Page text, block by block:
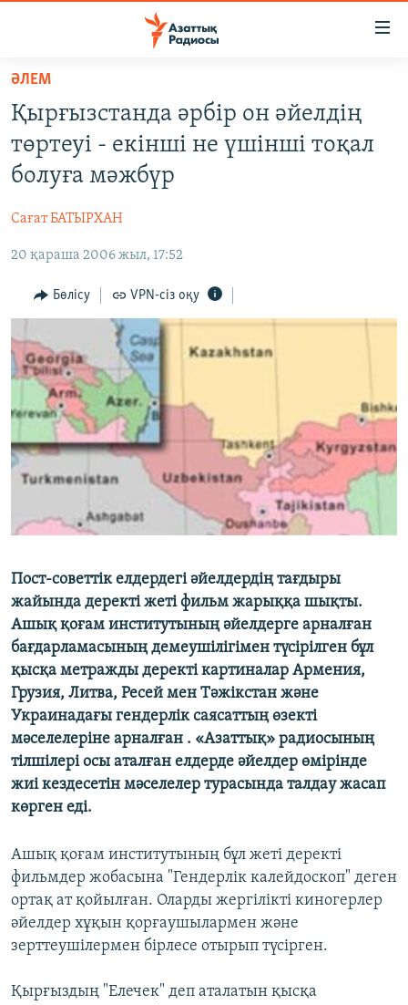
Skip
main
content
Skip
main
Skip
Search
САЯСАТ
AZATTYQTV
АДАМ ҚҰҚЫҚТАРЫ
ӘЛЕУМЕТ
ӘЛЕМ
АРНАЙЫ ЖОБАЛАР
Русский
ЖАЗЫЛЫҢЫЗ
Басқа тілдерде
ӘЛЕМ
Қырғызстанда әрбір он әйелдің
төртеуі - екінші не үшінші тоқал
болуға мәжбүр
Сағат БАТЫРХАН
20 қараша 2006 жыл, 17:52
Бөлісу VPN-сіз оқу
Пост-советтік елдердегі әйелдердің тағдыры
жайында деректі жеті фильм жарыққа шықты.
Ашық қоғам институтының әйелдерге арналған
бағдарламасының демеушілігімен түсірілген бұл
қысқа метражды деректі картиналар Армения,
Грузия, Литва, Ресей мен Тәжікстан және
Украинадағы гендерлік саясаттың өзекті
мәселелеріне арналған . «Азаттық» радиосының
тілшілері осы аталған елдерде әйелдер өмірінде
жиі кездесетін мәселелер турасында талдау жасап
көрген еді.
Ашық қоғам институтының бұл жеті деректі
фильмдер жобасына "Гендерлік калейдоскоп" деген
ортақ ат қойылған. Оларды жергілікті киногерлер
әйелдер хұқын қорғаушылармен және
зерттеушілермен бірлесе отырып түсірген.
Қырғыздың "Елечек" деп аталатын қысқа